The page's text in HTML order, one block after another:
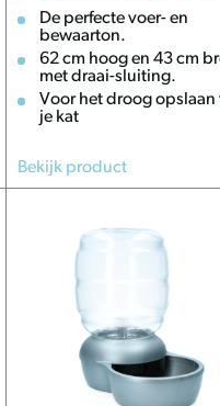
De perfecte voer- en
bewaarton.
62 cm hoog en 43 cm
met draai-sluiting.
Voor het droog opslaan
je kat
Bekijk product